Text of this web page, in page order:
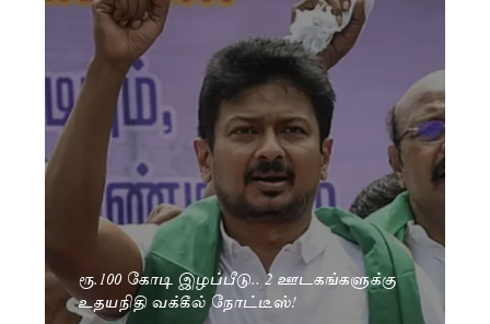
ரூ.100 கோடி இழப்பீடு.. 2 ஊடகங்களுக்கு
உதயநிதி வக்கீல் நோட்டீஸ்!